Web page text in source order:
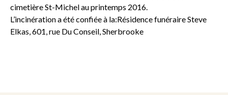
cimetière St-Michel au printemps 2016.
L’incinération a été confiée à la:Résidence funéraire Steve
Elkas, 601, rue Du Conseil, Sherbrooke